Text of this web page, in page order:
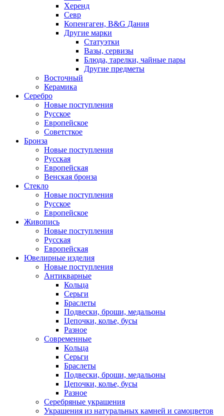
Херенд
Севр
Копенгаген, B&G Дания
Другие марки
Статуэтки
Вазы, сервизы
Блюда, тарелки, чайные пары
Другие предметы
Восточный
Керамика
Серебро
Новые поступления
Русское
Европейское
Советсткое
Бронза
Новые поступления
Русская
Европейская
Венская бронза
Стекло
Новые поступления
Русское
Европейское
Живопись
Новые поступления
Русская
Европейская
Ювелирные изделия
Новые поступления
Антикварные
Кольца
Серьги
Браслеты
Подвески, броши, медальоны
Цепочки, колье, бусы
Разное
Современные
Кольца
Серьги
Браслеты
Подвески, броши, медальоны
Цепочки, колье, бусы
Разное
Серебряные украшения
Украшения из натуральных камней и самоцветов